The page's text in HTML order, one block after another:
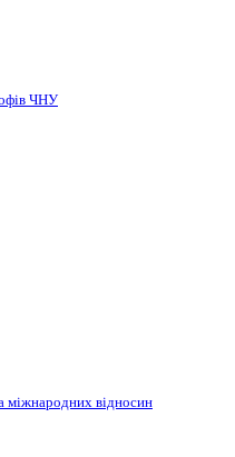
ЧНУ
міжнародних відносин